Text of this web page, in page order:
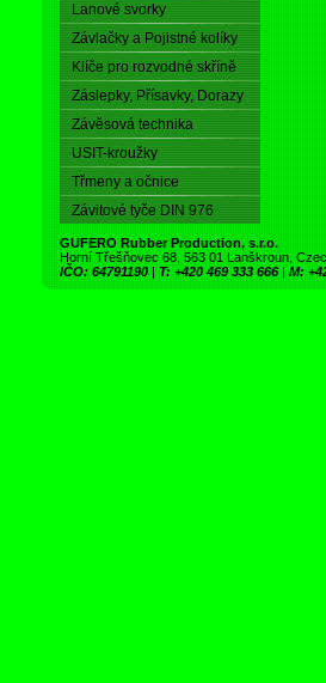
Lanové svorky
Závlačky a Pojistné kolíky
Klíče pro rozvodné skříně
Záslepky, Přísavky, Dorazy
Závěsová technika
USIT-kroužky
Třmeny a očnice
Závitové tyče DIN 976
GUFERO Rubber Production, s.r.o.
Horní Třešňovec 68, 563 01 Lanškroun,
IČO: 64791190 | T: +420 469 333 666 | M: